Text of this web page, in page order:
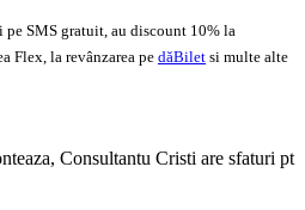
pe SMS gratuit, au discount 10% la
Flex, la revânzarea pe dăBilet si multe alte
Consultantu Cristi are sfaturi pt